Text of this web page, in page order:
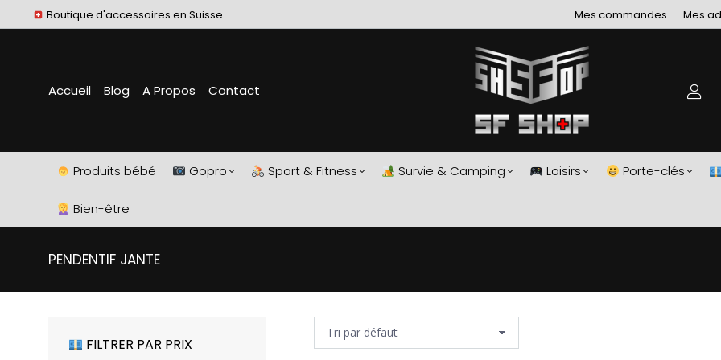
Boutique d'accessoires en Suisse Mes commandes Mes
Accueil Blog A Propos Contact
Produits bébé Gopro Sport & Fitness Survie & Camping Loisirs Porte-clés
Bien-être
PENDENTIF JANTE
FILTRER PAR PRIX